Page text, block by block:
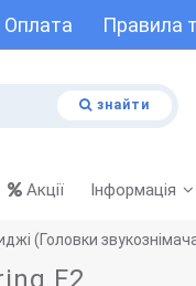
Оплата Правила
знайти
Акції Інформація
(Головки
E2